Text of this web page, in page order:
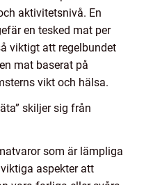
aktivitetsnivå. En
en tesked mat per
viktigt att regelbundet
mat baserat på
vikt och hälsa.
skiljer sig från
som är lämpliga
aspekter att